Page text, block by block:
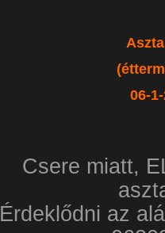
06-
Csere miatt,
Érdeklődni az